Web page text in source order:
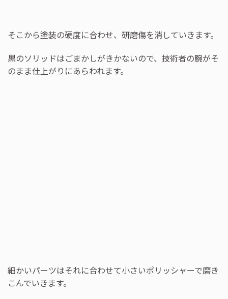
そこから塗装の硬度に合わせ、研磨傷を消していきます。
黒のソリッドはごまかしがきかないので、技術者の腕がそ
のまま仕上がりにあらわれます。
細かいパーツはそれに合わせて小さいポリッシャーで磨き
こんでいきます。